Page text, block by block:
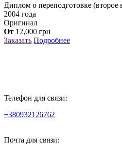
Диплом о переподготовке (второе
2004 года
Оригинал
От 12,000 грн
Заказать Подробнее
Телефон для связи:
+380932126762
Почта для связи: